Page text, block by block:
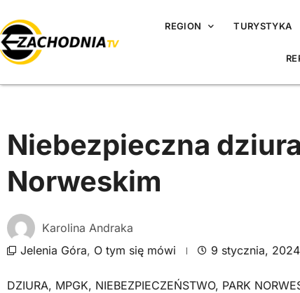
REGION TURYSTYKA
Niebezpieczna
Norweskim
Karolina Andraka
Jelenia Góra, O tym się mówi 9 stycznia, 2024
DZIURA, MPGK, NIEBEZPIECZEŃSTWO, PARK